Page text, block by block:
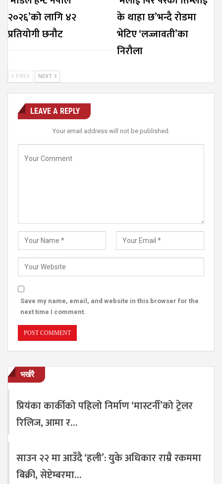
२०२६’को लागि ४२
प्रतियोगी छनौट
के थाहा छ’भन्दै रोडमा
भेटिए ‘लज्जावती’का
निरौला
PREV NEXT
LEAVE A REPLY
Your email address will not be published.
Save my name, email, and website in this browser for the
next time I comment.
भर्खरै
प्रियंका कार्कीको पहिलो निर्माण ‘मास्टर्नी’को ट्रेलर
रिलिज, आमा र…
साउन २२ मा आउँदै ‘हली’: युके अधिकार राम्रै रकममा
बिक्री, सेप्टेम्बरमा…